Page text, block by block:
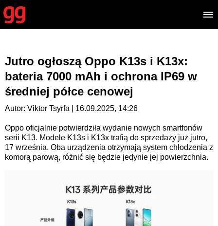
Jutro ogłoszą Oppo K13s i K13x:
bateria 7000 mAh i ochrona IP69 w
średniej półce cenowej
Autor: Viktor Tsyrfa | 16.09.2025, 14:26
Oppo oficjalnie potwierdziła wydanie nowych smartfonów
serii K13. Modele K13s i K13x trafią do sprzedaży już jutro,
17 września. Oba urządzenia otrzymają system chłodzenia z
komorą parową, różnić się będzie jedynie jej powierzchnia.